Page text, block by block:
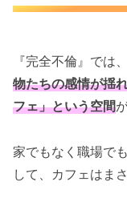
『完全不倫』では
物たちの感情が揺
フェ」という空間
家でもなく職場で
して、カフェはま